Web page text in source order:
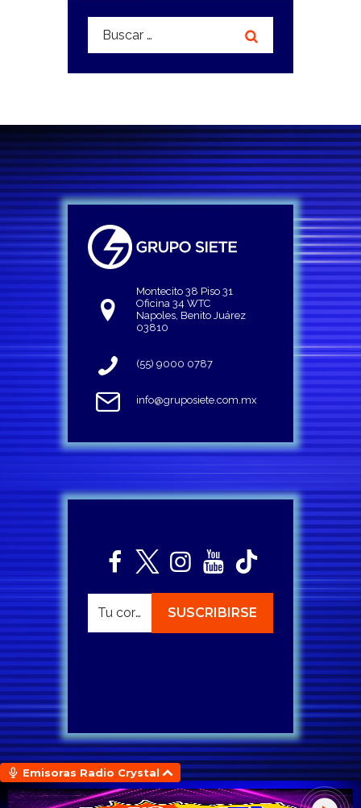
Buscar:
Montecito 38 Piso 31
Oficina 34 WTC
Napoles, Benito Juárez
03810
(55) 9000 0787
info@gruposiete.com.mx
Emisoras Radio Crystal